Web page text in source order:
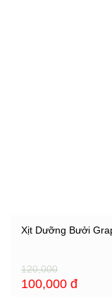
Xịt Dưỡng Bưởi
120,000
100,000 đ